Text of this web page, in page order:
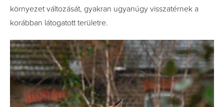
környezet változását, gyakran ugyanúgy visszatérnek a
korábban látogatott területre.